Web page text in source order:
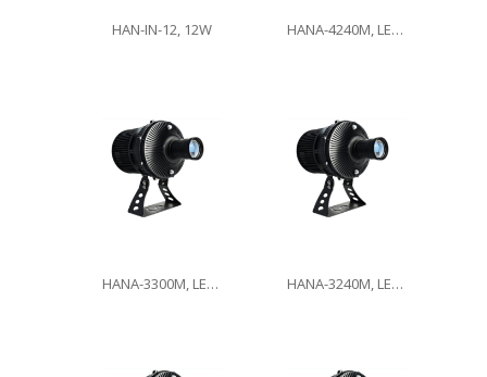
HAN-IN-12, 12W HANA-4240M, LED240W
HANA-3300M, LED300W HANA-3240M, LED240W